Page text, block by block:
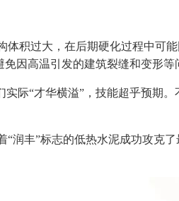
过大，在后期硬化过程中可
因高温引发的建筑裂缝和变形等
“才华横溢”，技能超乎预期
丰”标志的低热水泥成功攻克